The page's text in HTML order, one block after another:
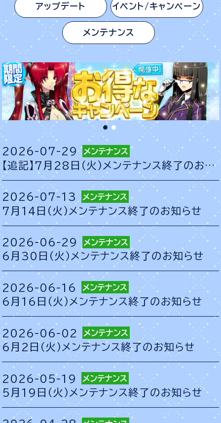
アップデート イベント/キャンペーン
メンテナンス
2026-07-29
【追記】7月28日（火）メンテナンス終了のお知らせ
2026-07-13
7月14日（火）メンテナンス終了のお知らせ
2026-06-29
6月30日（火）メンテナンス終了のお知らせ
2026-06-16
6月16日（火）メンテナンス終了のお知らせ
2026-06-02
6月2日（火）メンテナンス終了のお知らせ
2026-05-19
5月19日（火）メンテナンス終了のお知らせ